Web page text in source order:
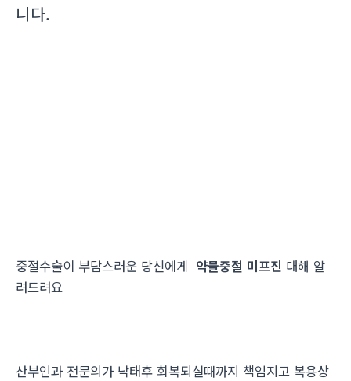
니다.
중절수술이 부담스러운 당신에게 약물중절 미프진 대해 알
려드려요
산부인과 전문의가 낙태후 회복되실때까지 책임지고 복용상